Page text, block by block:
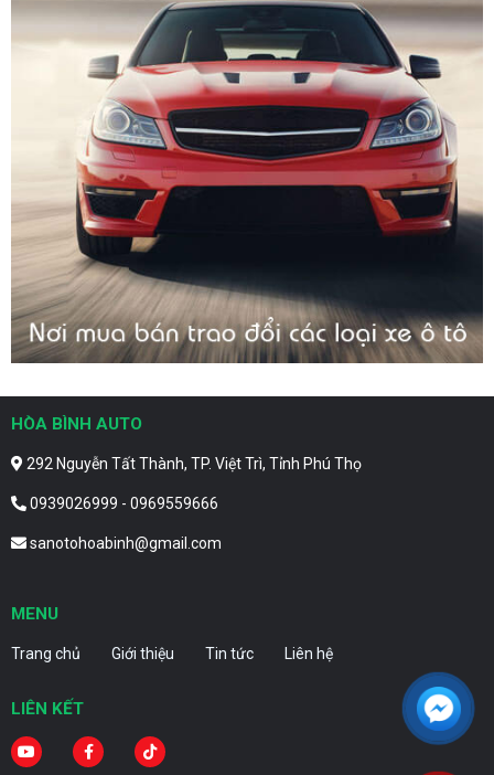
HÒA BÌNH AUTO
292 Nguyễn Tất Thành, TP. Việt Trì, Tỉnh Phú Thọ
0939026999 - 0969559666
sanotohoabinh@gmail.com
MENU
Trang chủ Giới thiệu Tin tức Liên hệ
LIÊN KẾT